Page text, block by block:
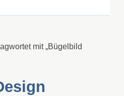
mit „Bügelbild